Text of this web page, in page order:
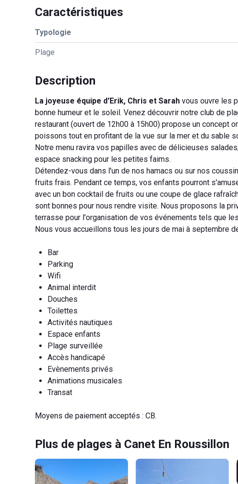
Caractéristiques
Typologie
Plage
Description
La joyeuse équipe d'Erik, Chris et Sarah vous ouvre les
bonne humeur et le soleil. Venez découvrir notre club de
restaurant (ouvert de 12h00 à 15h00) propose un concept
poissons tout en profitant de la vue sur la mer et du sable
Notre menu ravira vos papilles avec de délicieuses
espace snacking pour les petites faims.
Détendez-vous dans l'un de nos hamacs ou sur nos
fruits frais. Pendant ce temps, vos enfants pourront
avec un bon cocktail de fruits ou une coupe de glace
sont bonnes pour nous rendre visite. Nous proposons la
terrasse pour l'organisation de vos événements tels que
Nous vous accueillons tous les jours de mai à septembre
Bar
Parking
Wifi
Animal interdit
Douches
Toilettes
Activités nautiques
Espace enfants
Plage surveillée
Accès handicapé
Evènements privés
Animations musicales
Transat
Moyens de paiement acceptés : CB.
Plus de plages à Canet En Roussillon